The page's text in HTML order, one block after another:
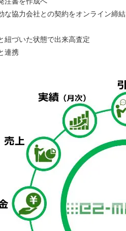
な協力会社との契約をオンライン締結
紐づいた状態で出来高査定
連携